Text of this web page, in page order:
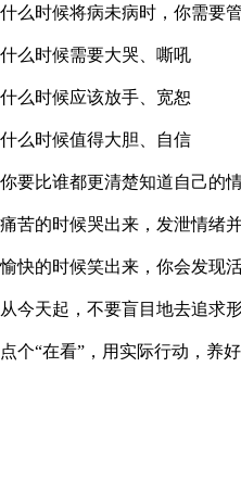
什么时候将病未病时，你需要
什么时候需要大哭、嘶吼
什么时候应该放手、宽恕
什么时候值得大胆、自信
你要比谁都更清楚知道自己的
痛苦的时候哭出来，发泄情绪
愉快的时候笑出来，你会发现
从今天起，不要盲目地去追求
点个“在看”，用实际行动，养